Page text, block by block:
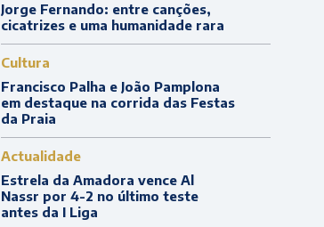
Jorge Fernando: entre canções,
cicatrizes e uma humanidade rara
Cultura
Francisco Palha e João Pamplona
em destaque na corrida das Festas
da Praia
Actualidade
Estrela da Amadora vence Al
Nassr por 4-2 no último teste
antes da I Liga